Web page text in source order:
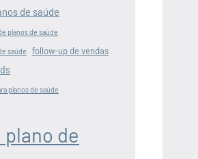
de saúde
planos de saúde
saúde follow-up de vendas
planos de saúde
plano de